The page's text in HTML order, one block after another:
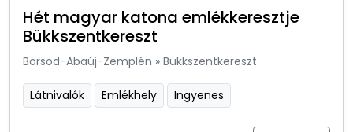
Hét magyar katona emlékkeresztje
Bükkszentkereszt
Borsod-Abaúj-Zemplén » Bükkszentkereszt
Látnivalók Emlékhely Ingyenes